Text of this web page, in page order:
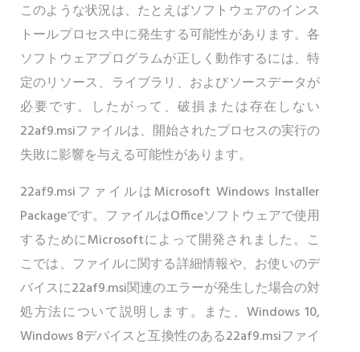
このような状況は、たとえばソフトウェアのインス
トールプロセス中に発生する可能性があります。各
ソフトウェアプログラムが正しく動作するには、特
定のリソース、ライブラリ、およびソースデータが
必要です。したがって、破損または存在しない
22af9.msiファイルは、開始されたプロセスの実行の
失敗に影響を与える可能性があります。
22af9.msiファイルはMicrosoft Windows Installer
Packageです。ファイルはOfficeソフトウェアで使用
するためにMicrosoftによって開発されました。こ
こでは、ファイルに関する詳細情報や、お使いのデ
バイスに22af9.msi関連のエラーが発生した場合の対
処方法について説明します。また、Windows 10,
Windows 8デバイスと互換性のある22af9.msiファイ